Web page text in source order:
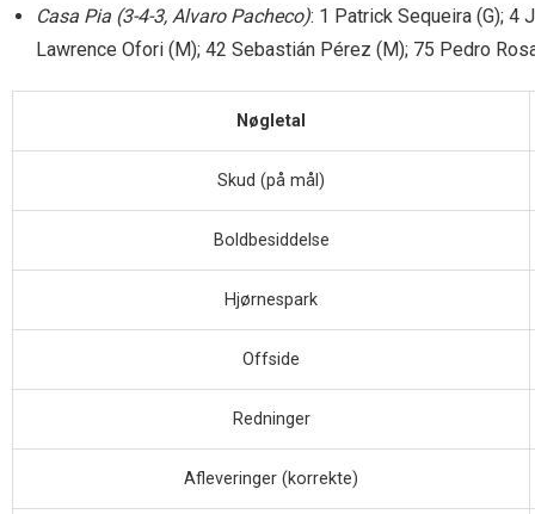
Casa Pia (3-4-3, Alvaro Pacheco): 1 Patrick Sequeira (G); 4
Lawrence Ofori (M); 42 Sebastián Pérez (M); 75 Pedro
Nøgletal
Skud (på mål)
Boldbesiddelse
Hjørnespark
Offside
Redninger
Afleveringer (korrekte)